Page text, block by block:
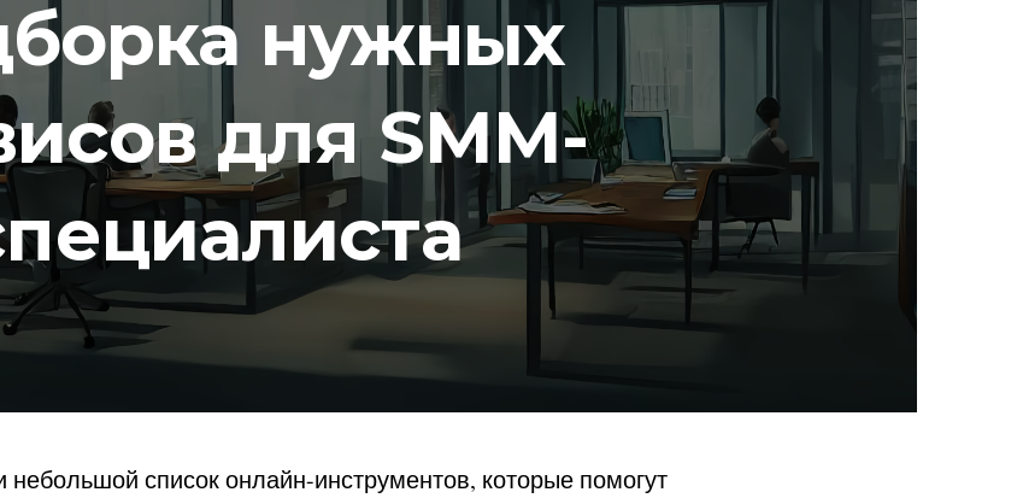
нужных
для SMM-
небольшой список онлайн-инструментов, которые помогут